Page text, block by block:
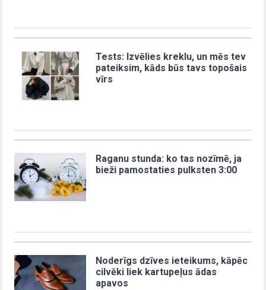
Tests: Izvēlies kreklu, un mēs tev
pateiksim, kāds būs tavs topošais
vīrs
Raganu stunda: ko tas nozīmē, ja
bieži pamostaties pulksten 3:00
Noderīgs dzīves ieteikums, kāpēc
cilvēki liek kartupeļus ādas
apavos